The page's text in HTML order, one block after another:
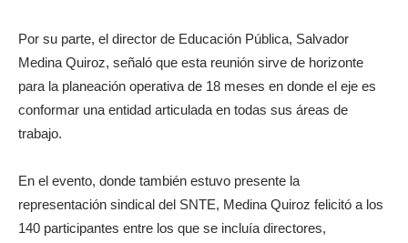
Por su parte, el director de Educación Pública, Salvador
Medina Quiroz, señaló que esta reunión sirve de horizonte
para la planeación operativa de 18 meses en donde el eje es
conformar una entidad articulada en todas sus áreas de
trabajo.
En el evento, donde también estuvo presente la
representación sindical del SNTE, Medina Quiroz felicitó a los
140 participantes entre los que se incluía directores,